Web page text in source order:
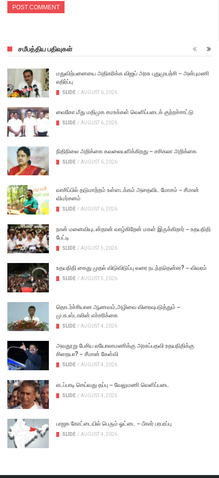
சமீபத்திய பதிவுகள்
மதுவிற்பனையை அதிகரிக்க விஜய் அரசு புதுமுயற்சி – அன்புமணி
எதிர்ப்பு
SLIDE / AUGUST 6, 2026
வைகோ மீது மதிமுக சமஉக்கள் வெளிப்படைக் குற்றச்சாட்டு
SLIDE / AUGUST 6, 2026
நிதிநிலை அறிக்கை கவலையளிக்கிறது – சசிகலா அறிக்கை
SLIDE / AUGUST 6, 2026
வாசிப்பில் தடுமாற்றம் உள்ளடக்கம் அதைவிட மோசம் – சீமான்
விமர்சனம்
SLIDE / AUGUST 6, 2026
நான் மனைவியுடன்தான் வாழ்கிறேன் மகள் இருக்கிறார் – உதயநிதி
பேட்டி
SLIDE / AUGUST 5, 2026
உதயநிதி கைது முதல் விடுவிடுப்பு வரை நடந்ததென்ன? – விவரம்
SLIDE / AUGUST 5, 2026
தொடர்ச்சியான ஆணவம்,அழிவை விரைவுபடுத்தும் –
மு.க.ஸ்டாலின் எச்சரிக்கை
SLIDE / AUGUST 4, 2026
அவதூறு பேசிய லயோலாமணிக்கு அரசுப்பதவி உதயநிதிக்கு
சிறையா? – சீமான் கேள்வி
SLIDE / AUGUST 4, 2026
எடப்பாடி செய்வது தப்பு – வேலுமணி வெளிப்படை
SLIDE / AUGUST 4, 2026
பாஜக கோட்டையில் பெரும் ஓட்டை – பீகார் பரபரப்பு
SLIDE / AUGUST 4, 2026